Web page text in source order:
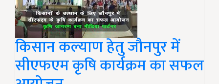
किसान कल्याण हेतु जौनपुर में
सीएफएम कृषि कार्यक्रम का सफल